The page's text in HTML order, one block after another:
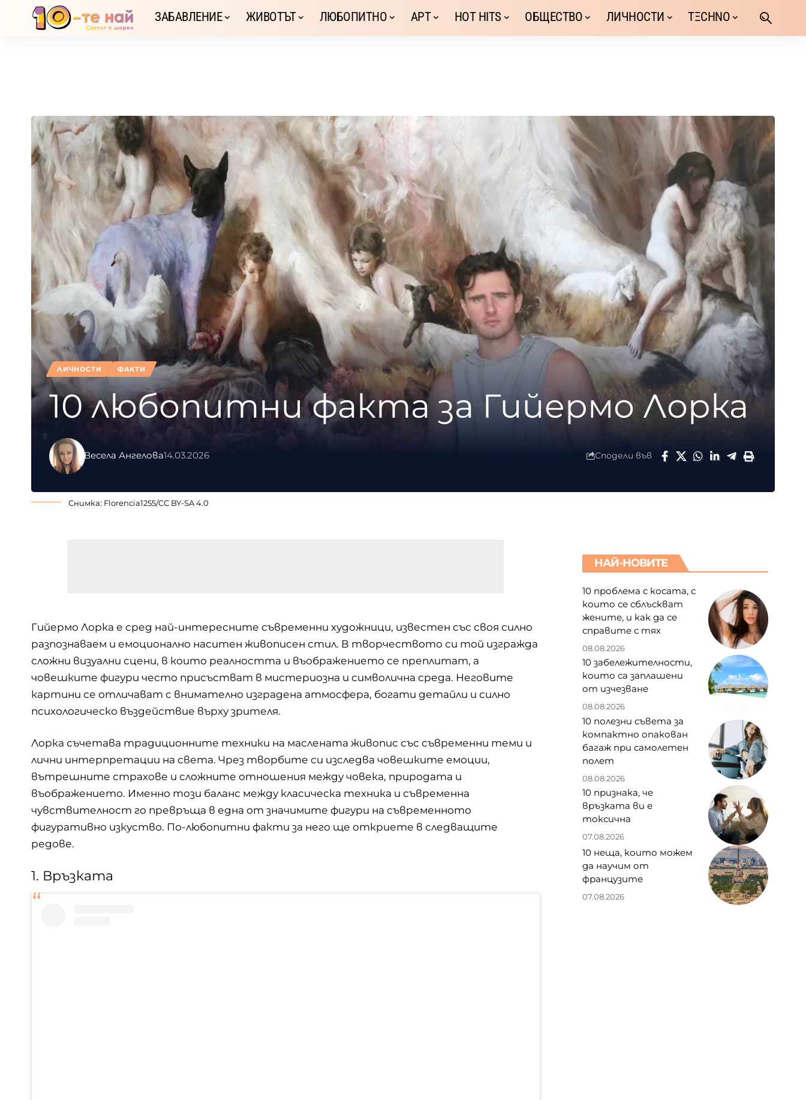
ЗАБАВЛЕНИЕ ЖИВОТЪТ ЛЮБОПИТНО АРТ HOT HITS ОБЩЕСТВО ЛИЧНОСТИ TΞCHNO
ЛИЧНОСТИ ФАКТИ
10 любопитни факта за Гийермо Лорка
Весела Ангелова14.03.2026 Сподели във
Снимка: Florencia1255/CC BY-SA 4.0
Гийермо Лорка е сред най-интересните съвременни художници, известен със своя силно
разпознаваем и емоционално наситен живописен стил. В творчеството си той изгражда
сложни визуални сцени, в които реалността и въображението се преплитат, а
човешките фигури често присъстват в мистериозна и символична среда. Неговите
картини се отличават с внимателно изградена атмосфера, богати детайли и силно
психологическо въздействие върху зрителя.
Лорка съчетава традиционните техники на маслената живопис със съвременни теми и
лични интерпретации на света. Чрез творбите си изследва човешките емоции,
вътрешните страхове и сложните отношения между човека, природата и
въображението. Именно този баланс между класическа техника и съвременна
чувствителност го превръща в една от значимите фигури на съвременното
фигуративно изкуство. По-любопитни факти за него ще откриете в следващите
редове.
1. Връзката
НАЙ-НОВИТЕ
10 проблема с косата, с
които се сблъскват
жените, и как да се
справите с тях
08.08.2026
10 забележителности,
които са заплашени
от изчезване
08.08.2026
10 полезни съвета за
компактно опакован
багаж при самолетен
полет
08.08.2026
10 признака, че
връзката ви е
токсична
07.08.2026
10 неща, които можем
да научим от
французите
07.08.2026